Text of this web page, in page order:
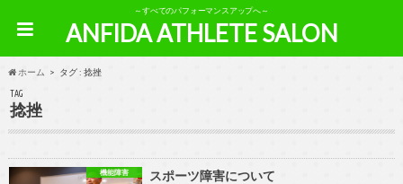
～すべてのパフォーマンスアップへ～
ANFIDA ATHLETE SALON
ホーム タグ : 捻挫
TAG
捻挫
機能障害 スポーツ障害について